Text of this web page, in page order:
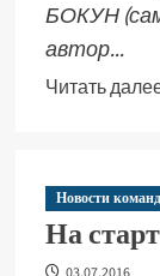
БОКУН
автор...
Читать
Новости
На старт